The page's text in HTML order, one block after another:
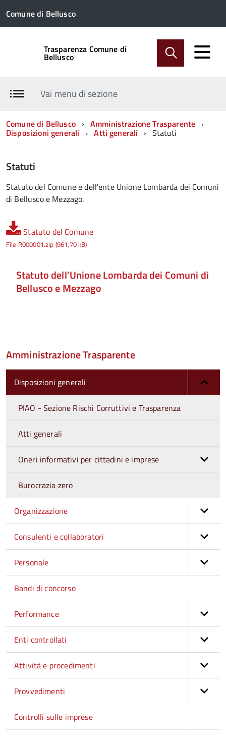
Comune di Bellusco
Trasparenza Comune di
Bellusco
Vai menu di sezione
Comune di Bellusco Amministrazione Trasparente
Disposizioni generali Atti generali Statuti
Statuti
Statuto del Comune e dell'ente Unione Lombarda dei Comuni
di Bellusco e Mezzago.
Statuto del Comune
File R000001.zip (961,70 kB)
Statuto dell'Unione Lombarda dei Comuni di
Bellusco e Mezzago
Amministrazione Trasparente
Disposizioni generali
PIAO - Sezione Rischi Corruttivi e Trasparenza
Atti generali
Oneri informativi per cittadini e imprese
Burocrazia zero
Organizzazione
Consulenti e collaboratori
Personale
Bandi di concorso
Performance
Enti controllati
Attività e procedimenti
Provvedimenti
Controlli sulle imprese